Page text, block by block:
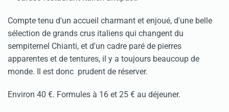
Compte tenu d'un accueil charmant et enjoué, d'une belle
sélection de grands crus italiens qui changent du
sempiternel Chianti, et d'un cadre paré de pierres
apparentes et de tentures, il y a toujours beaucoup de
monde. Il est donc prudent de réserver.
Environ 40 €. Formules à 16 et 25 € au déjeuner.